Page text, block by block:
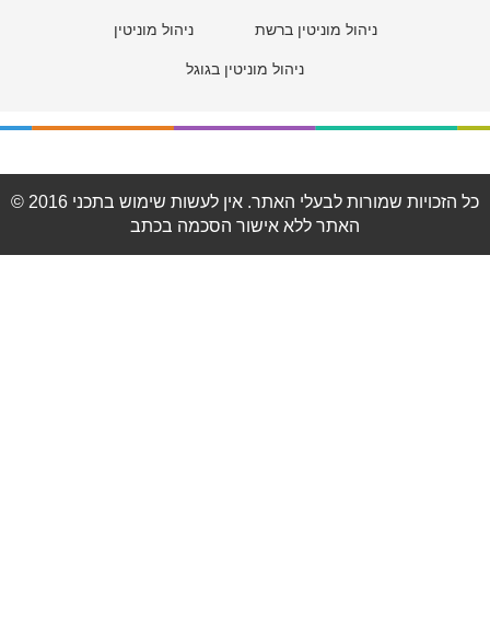
ניהול מוניטין ברשת ניהול מוניטין
ניהול מוניטין בגוגל
© 2016 כל הזכויות שמורות לבעלי האתר. אין לעשות שימוש בתכני
האתר ללא אישור הסכמה בכתב